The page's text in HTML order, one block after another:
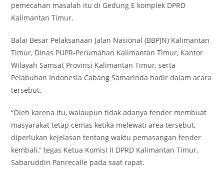
pemecahan masalah itu di Gedung E komplek DPRD
Kalimantan Timur.
Balai Besar Pelaksanaan Jalan Nasional (BBPJN) Kalimantan
Timur, Dinas PUPR-Perumahan Kalimantan Timur, Kantor
Wilayah Samsat Provinsi Kalimantan Timur, serta
Pelabuhan Indonesia Cabang Samarinda hadir dalam acara
tersebut.
“Oleh karena itu, walaupun tidak adanya fender membuat
masyarakat tetap cemas ketika melewati area tersebut,
diperlukan kejelasan tentang waktu pemasangan fender
kembali,” tegas Ketua Komisi II DPRD Kalimantan Timur,
Sabaruddin Panrecalle pada saat rapat.